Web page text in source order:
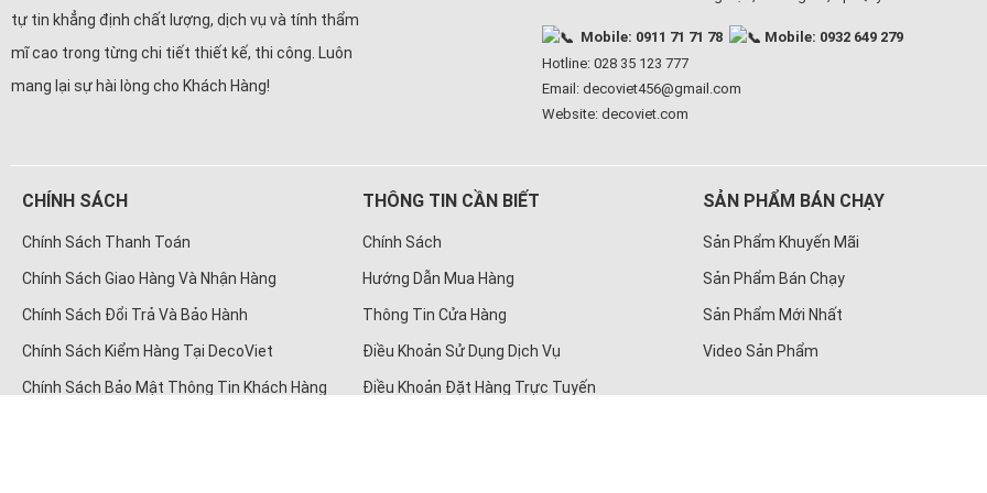
tự tin khẳng định chất lượng, dịch vụ và tính thẩm
mĩ cao trong từng chi tiết thiết kế, thi công. Luôn
mang lại sự hài lòng cho Khách Hàng!
Mobile: 0911 71 71 78
Mobile: 0932 649 279
Hotline: 028 35 123 777
Email: decoviet456@gmail.com
Website:decoviet.com
CHÍNH SÁCH
Chính Sách Thanh Toán
Chính Sách Giao Hàng Và Nhận Hàng
Chính Sách Đổi Trả Và Bảo Hành
Chính Sách Kiểm Hàng Tại DecoViet
Chính Sách Bảo Mật Thông Tin Khách Hàng
THÔNG TIN CẦN BIẾT
Chính Sách
Hướng Dẫn Mua Hàng
Thông Tin Cửa Hàng
Điều Khoản Sử Dụng Dịch Vụ
Điều Khoản Đặt Hàng Trực Tuyến
SẢN PHẨM BÁN CHẠY
Sản Phẩm Khuyến Mãi
Sản Phẩm Bán Chạy
Sản Phẩm Mới Nhất
Video Sản Phẩm